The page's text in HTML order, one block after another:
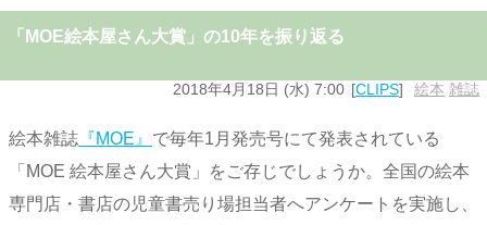
「MOE絵本屋さん大賞」の10年を振り返る
2018年4月18日 (水) 7:00 CLIPS 絵本 雑誌
絵本雑誌 『MOE』 で毎年1月発売号にて発表されている
「MOE 絵本屋さん大賞」をご存じでしょうか。全国の絵本
専門店・書店の児童書売り場担当者へアンケートを実施し、